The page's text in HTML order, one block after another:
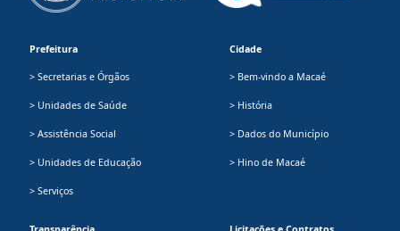
Prefeitura
> Secretarias e Órgãos
> Unidades de Saúde
> Assistência Social
> Unidades de Educação
> Serviços
Cidade
> Bem-vindo a Macaé
> História
> Dados do Município
> Hino de Macaé